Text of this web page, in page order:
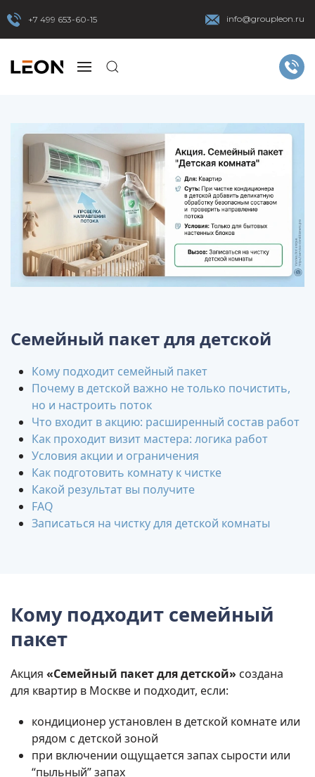
+7 499 653-60-15 info@groupleon.ru
Семейный пакет для детской
Кому подходит семейный пакет
Почему в детской важно не только почистить,
но и настроить поток
Что входит в акцию: расширенный состав работ
Как проходит визит мастера: логика работ
Условия акции и ограничения
Как подготовить комнату к чистке
Какой результат вы получите
FAQ
Записаться на чистку для детской комнаты
Кому подходит семейный
пакет
Акция «Семейный пакет для детской» создана
для квартир в Москве и подходит, если:
кондиционер установлен в детской комнате или
рядом с детской зоной
при включении ощущается запах сырости или
“пыльный” запах